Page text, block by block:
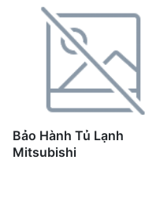
Bảo Hành Tủ Lạnh
Mitsubishi